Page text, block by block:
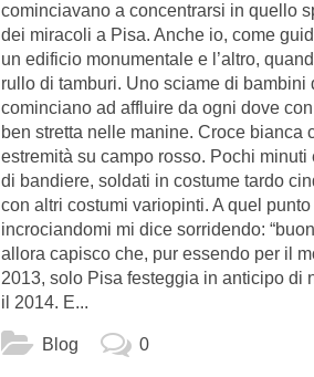
cominciavano a concentrarsi in quello
dei miracoli a Pisa. Anche io, come
un edificio monumentale e l’altro,
rullo di tamburi. Uno sciame di bambini
cominciano ad affluire da ogni dove
ben stretta nelle manine. Croce bianca
estremità su campo rosso. Pochi
di bandiere, soldati in costume tardo
con altri costumi variopinti. A quel
incrociandomi mi dice sorridendo:
allora capisco che, pur essendo per il
2013, solo Pisa festeggia in anticipo di
il 2014. E...
Blog 0